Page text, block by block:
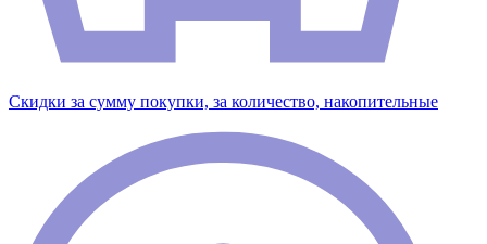
Скидки за сумму покупки, за количество, накопительные